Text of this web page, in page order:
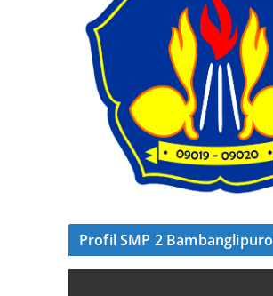
Profil SMP 2 Bambanglipuro